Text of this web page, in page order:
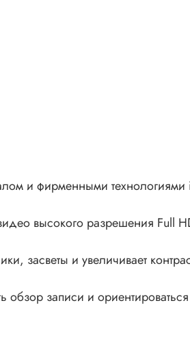
и фирменными технологиями
высокого разрешения Full
засветы и увеличивает
обзор записи и